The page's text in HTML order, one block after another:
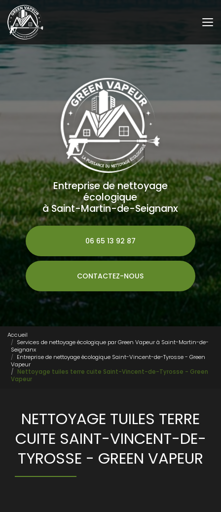
au
contenu
principal
Entreprise de nettoyage
écologique
à Saint-Martin-de-Seignanx
06 65 13 92 87
CONTACTEZ-NOUS
Accueil
Services de nettoyage écologique par Green Vapeur à Saint-Martin-de-
Seignanx
Entreprise de nettoyage écologique Saint-Vincent-de-Tyrosse - Green
Vapeur
Nettoyage tuiles terre cuite Saint-Vincent-de-Tyrosse - Green
Vapeur
NETTOYAGE TUILES TERRE
CUITE SAINT-VINCENT-DE-
TYROSSE - GREEN VAPEUR